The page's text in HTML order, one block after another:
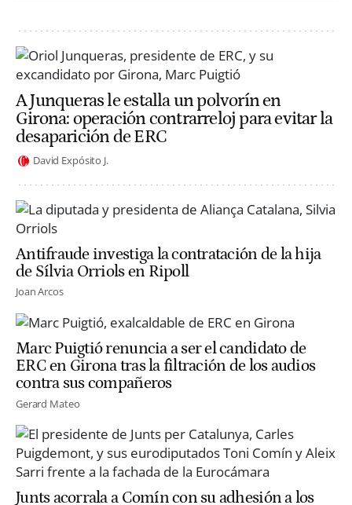
A Junqueras le estalla un polvorín en
Girona: operación contrarreloj para evitar la
desaparición de ERC
David Expósito J.
Antifraude investiga la contratación de la hija
de Sílvia Orriols en Ripoll
Joan Arcos
Marc Puigtió renuncia a ser el candidato de
ERC en Girona tras la filtración de los audios
contra sus compañeros
Gerard Mateo
Junts acorrala a Comín con su adhesión a los